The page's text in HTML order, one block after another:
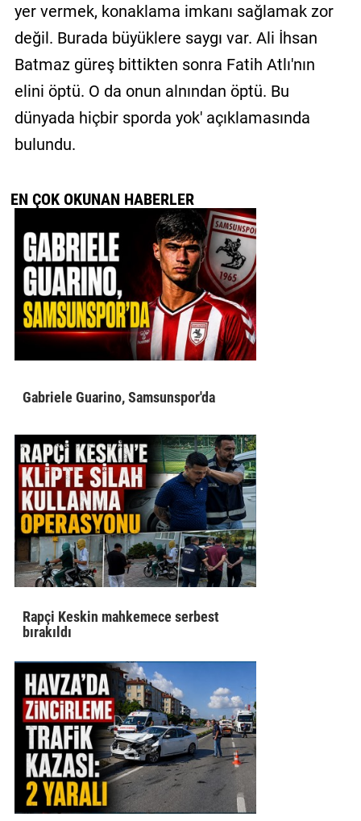
yer vermek, konaklama imkanı sağlamak zor
değil. Burada büyüklere saygı var. Ali İhsan
Batmaz güreş bittikten sonra Fatih Atlı'nın
elini öptü. O da onun alnından öptü. Bu
dünyada hiçbir sporda yok' açıklamasında
bulundu.
EN ÇOK OKUNAN HABERLER
Gabriele Guarino, Samsunspor'da
Rapçi Keskin mahkemece serbest
bırakıldı